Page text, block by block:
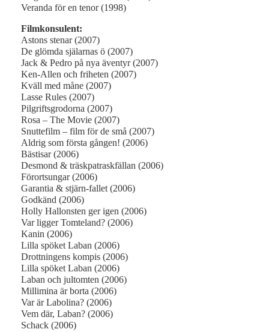
Veranda för en tenor (1998)
Filmkonsulent:
Astons stenar (2007)
De glömda själarnas ö (2007)
Jack & Pedro på nya äventyr (2007)
Ken-Allen och friheten (2007)
Kväll med måne (2007)
Lasse Rules (2007)
Pilgriftsgrodorna (2007)
Rosa – The Movie (2007)
Snuttefilm – film för de små (2007)
Aldrig som första gången! (2006)
Bästisar (2006)
Desmond & träskpatraskfällan (2006)
Förortsungar (2006)
Garantia & stjärn-fallet (2006)
Godkänd (2006)
Holly Hallonsten ger igen (2006)
Var ligger Tomteland? (2006)
Kanin (2006)
Lilla spöket Laban (2006)
Drottningens kompis (2006)
Lilla spöket Laban (2006)
Laban och jultomten (2006)
Millimina är borta (2006)
Var är Labolina? (2006)
Vem där, Laban? (2006)
Schack (2006)